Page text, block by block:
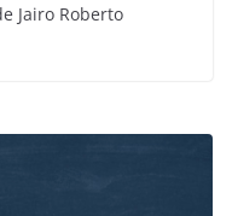
Jairo Roberto